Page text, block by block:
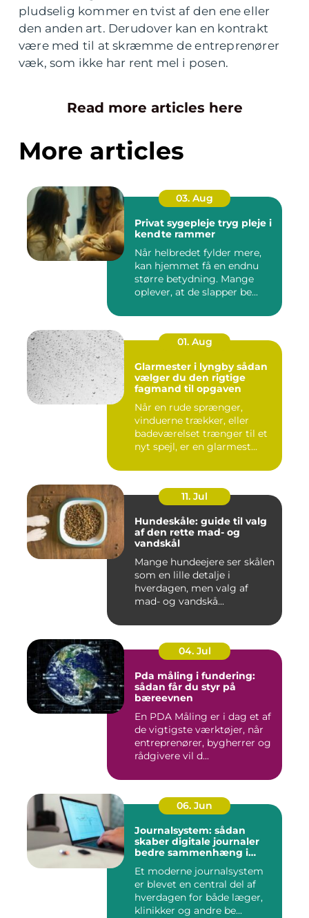
pludselig kommer en tvist af den ene eller
den anden art. Derudover kan en kontrakt
være med til at skræmme de entreprenører
væk, som ikke har rent mel i posen.
Read more articles here
More articles
03. Aug
Privat sygepleje tryg pleje i
kendte rammer
Når helbredet fylder mere,
kan hjemmet få en endnu
større betydning. Mange
oplever, at de slapper be...
01. Aug
Glarmester i lyngby sådan
vælger du den rigtige
fagmand til opgaven
Når en rude sprænger,
vinduerne trækker, eller
badeværelset trænger til et
nyt spejl, er en glarmest...
11. Jul
Hundeskåle: guide til valg
af den rette mad- og
vandskål
Mange hundeejere ser skålen
som en lille detalje i
hverdagen, men valg af
mad- og vandskå...
04. Jul
Pda måling i fundering:
sådan får du styr på
bæreevnen
En PDA Måling er i dag et af
de vigtigste værktøjer, når
entreprenører, bygherrer og
rådgivere vil d...
06. Jun
Journalsystem: sådan
skaber digitale journaler
bedre sammenhæng i
Et moderne journalsystem
er blevet en central del af
hverdagen for både læger,
klinikker og andre be...